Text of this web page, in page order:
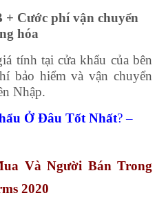
+ Cước phí vận chuyển
hóa
tính tại cửa khẩu của bên
bảo hiểm và vận chuyển
Nhập.
Ở Đâu Tốt Nhất? –
Và Người Bán Trong
2020